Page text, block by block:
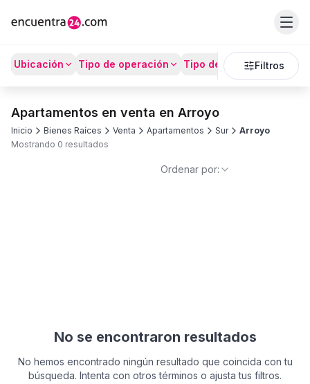
Ubicación Tipo de operación Tipo de Propiedad
Filtros
Apartamentos en venta en Arroyo
Inicio Bienes Raíces Venta Apartamentos Sur
Arroyo
Mostrando 0 resultados
Ordenar por:
No se encontraron resultados
No hemos encontrado ningún resultado que coincida con tu
búsqueda. Intenta con otros términos o ajusta tus filtros.